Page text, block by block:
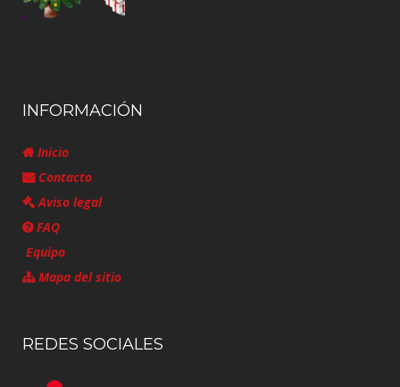
INFORMACIÓN
Inicio
Contacto
Aviso legal
FAQ
Equipo
Mapa del sitio
REDES SOCIALES